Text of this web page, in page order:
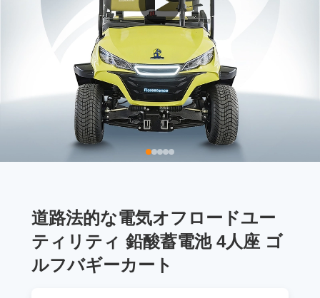
道路法的な電気オフロードユー
ティリティ 鉛酸蓄電池 4人座 ゴ
ルフバギーカート